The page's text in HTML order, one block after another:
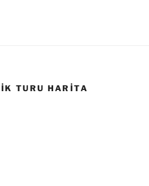
TURU HARITA